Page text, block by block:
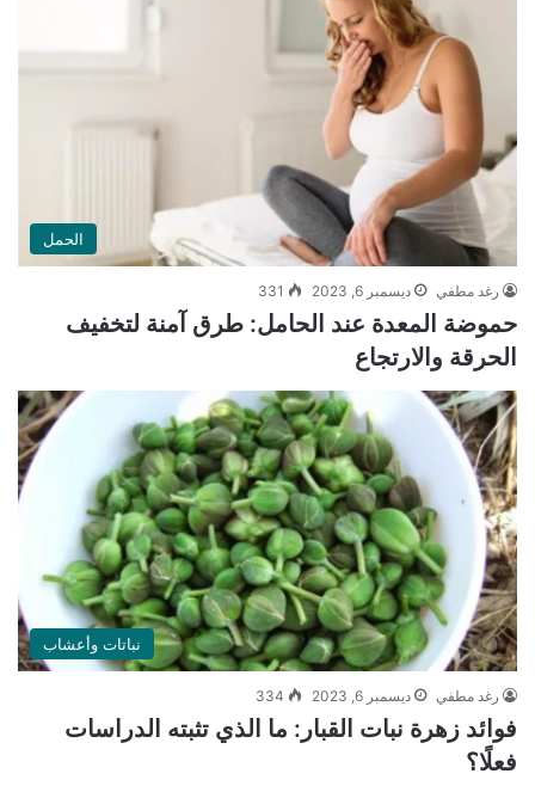
الحمل
رغد مطفي ديسمبر 6, 2023 331
حموضة المعدة عند الحامل: طرق آمنة لتخفيف
الحرقة والارتجاع
نباتات وأعشاب
رغد مطفي ديسمبر 6, 2023 334
فوائد زهرة نبات القبار: ما الذي تثبته الدراسات
فعلًا؟